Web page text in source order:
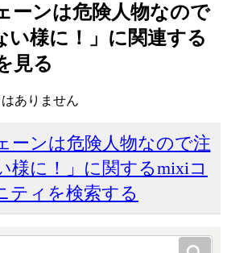
ーンは危険人物なので
い様に！」に関連する
見る
ありません
ーンは危険人物なので注
様に！」に関するmixiコ
ティを検索する